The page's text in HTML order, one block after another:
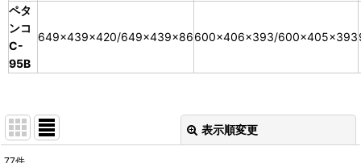
ペタ
ンコ
C-
95B
649×439×420/649×439×86600×406×393/600×405×393
表示順変更